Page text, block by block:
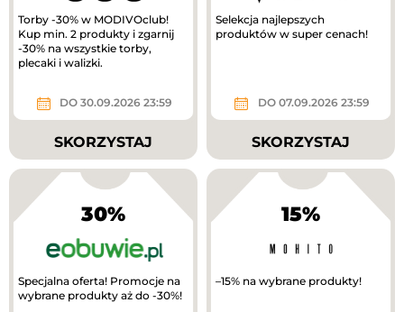
Torby -30% w MODIVOclub!
Kup min. 2 produkty i zgarnij
-30% na wszystkie torby,
plecaki i walizki.
DO 30.09.2026 23:59
SKORZYSTAJ
Selekcja najlepszych
produktów w super cenach!
DO 07.09.2026 23:59
SKORZYSTAJ
30%
Specjalna oferta! Promocje na
wybrane produkty aż do -30%!
15%
–15% na wybrane produkty!